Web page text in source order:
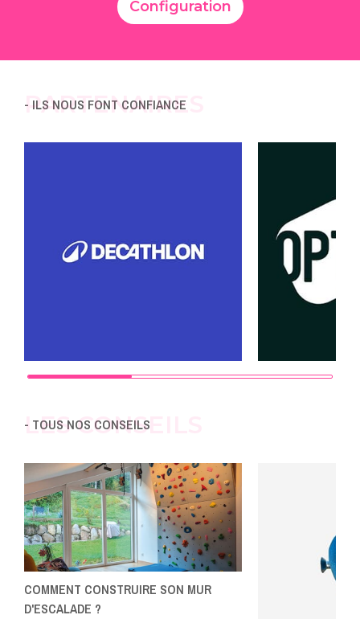
Configuration
- ILS NOUS FONT CONFIANCE
PARTENAIRES
- TOUS NOS CONSEILS
LES CONSEILS
COMMENT CONSTRUIRE SON MUR
D'ESCALADE ?